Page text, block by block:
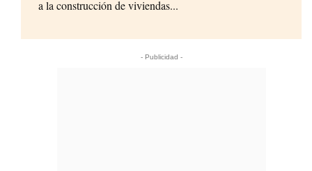
a la construcción de viviendas...
- Publicidad -